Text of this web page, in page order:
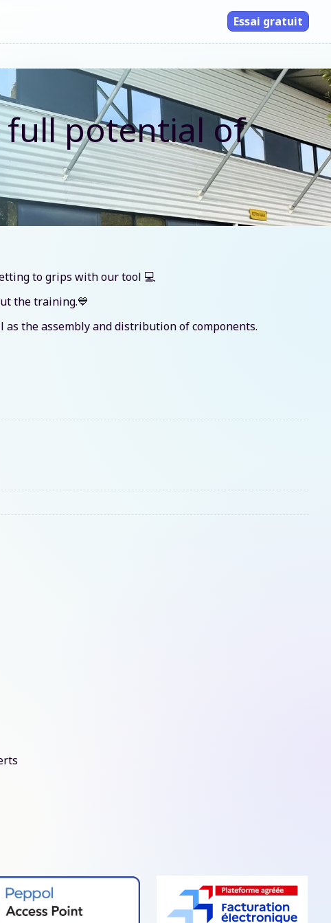
Essai gratuit
full potential of
to grips with our tool 💻
the training.💙
as the assembly and distribution of components.